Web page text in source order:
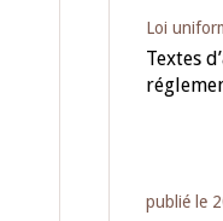
Loi
Textes
publié le